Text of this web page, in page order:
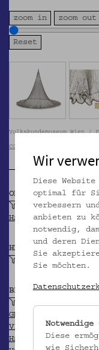
zoom in zoom out
Volkskundemuseum
CC BY-NC-SA
OBJEKTKLASSE
Wurfnetz
HSA-Thesaurus
HERSTELLER/IN
BEITRAGENDE/R
GND
VIAF
HSA
Wir
Diese
optimal für
verbessern
anbieten zu
notwendig,
und deren
Sie
Sie möchten.
Notwendige
Diese
wie